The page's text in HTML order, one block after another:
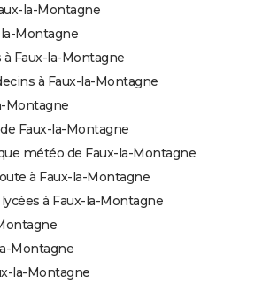
la-Montagne
Montagne
Faux-la-Montagne
à Faux-la-Montagne
Montagne
Faux-la-Montagne
météo de Faux-la-Montagne
à Faux-la-Montagne
à Faux-la-Montagne
Montagne
la-Montagne